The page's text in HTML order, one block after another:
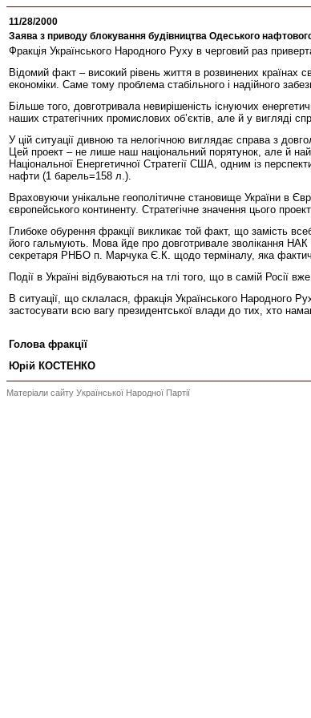
11/28/2000
Заява з приводу блокування будівництва Одеського
Фракція Українського Народного Руху в черговий раз
Відомий факт – високий рівень життя в розвинених
економіки. Саме тому проблема стабільного і надійного
Більше того, довготривала невирішеність існуючих
наших стратегічних промислових об’єктів, але й у вигляді
У цій ситуації дивною та нелогічною виглядає справа з
Цей проект – не лише наш національний порятунок, але й
Національної Енергетичної Стратегії США, одним із
нафти (1 барель=158 л.).
Враховуючи унікальне геополітичне становище України в
європейського континенту. Стратегічне значення цього
Глибоке обурення фракції викликає той факт, що замість
його гальмують. Мова йде про довготривале зволікання НАК
секретаря РНБО п. Марчука Є.К. щодо терміналу, яка
Події в Україні відбуваються на тлі того, що в самій Росії
В ситуації, що склалася, фракція Українського Народного
застосувати всю вагу президентської влади до тих, хто
Голова фракції
Юрій КОСТЕНКО
Матеріали сайту Української Народної Партії